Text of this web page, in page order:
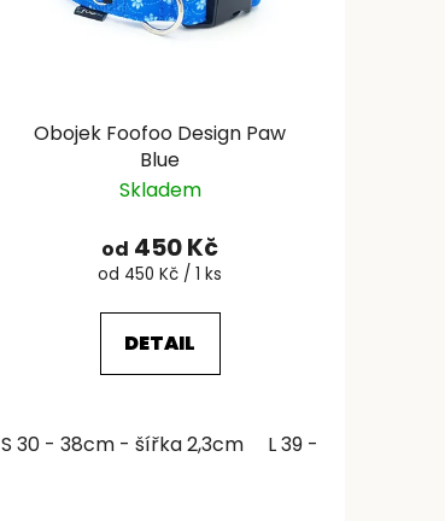
Obojek Foofoo Design Paw
Blue
Skladem
od 450 Kč
Měrná
od 450 Kč / 1 ks
DETAIL
S 30 - 38cm - šířka 2,3cm L 39 - 51cm -